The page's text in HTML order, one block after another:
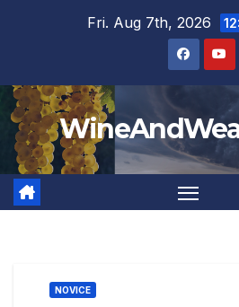
Fri. Aug 7th, 2026
NOVICE